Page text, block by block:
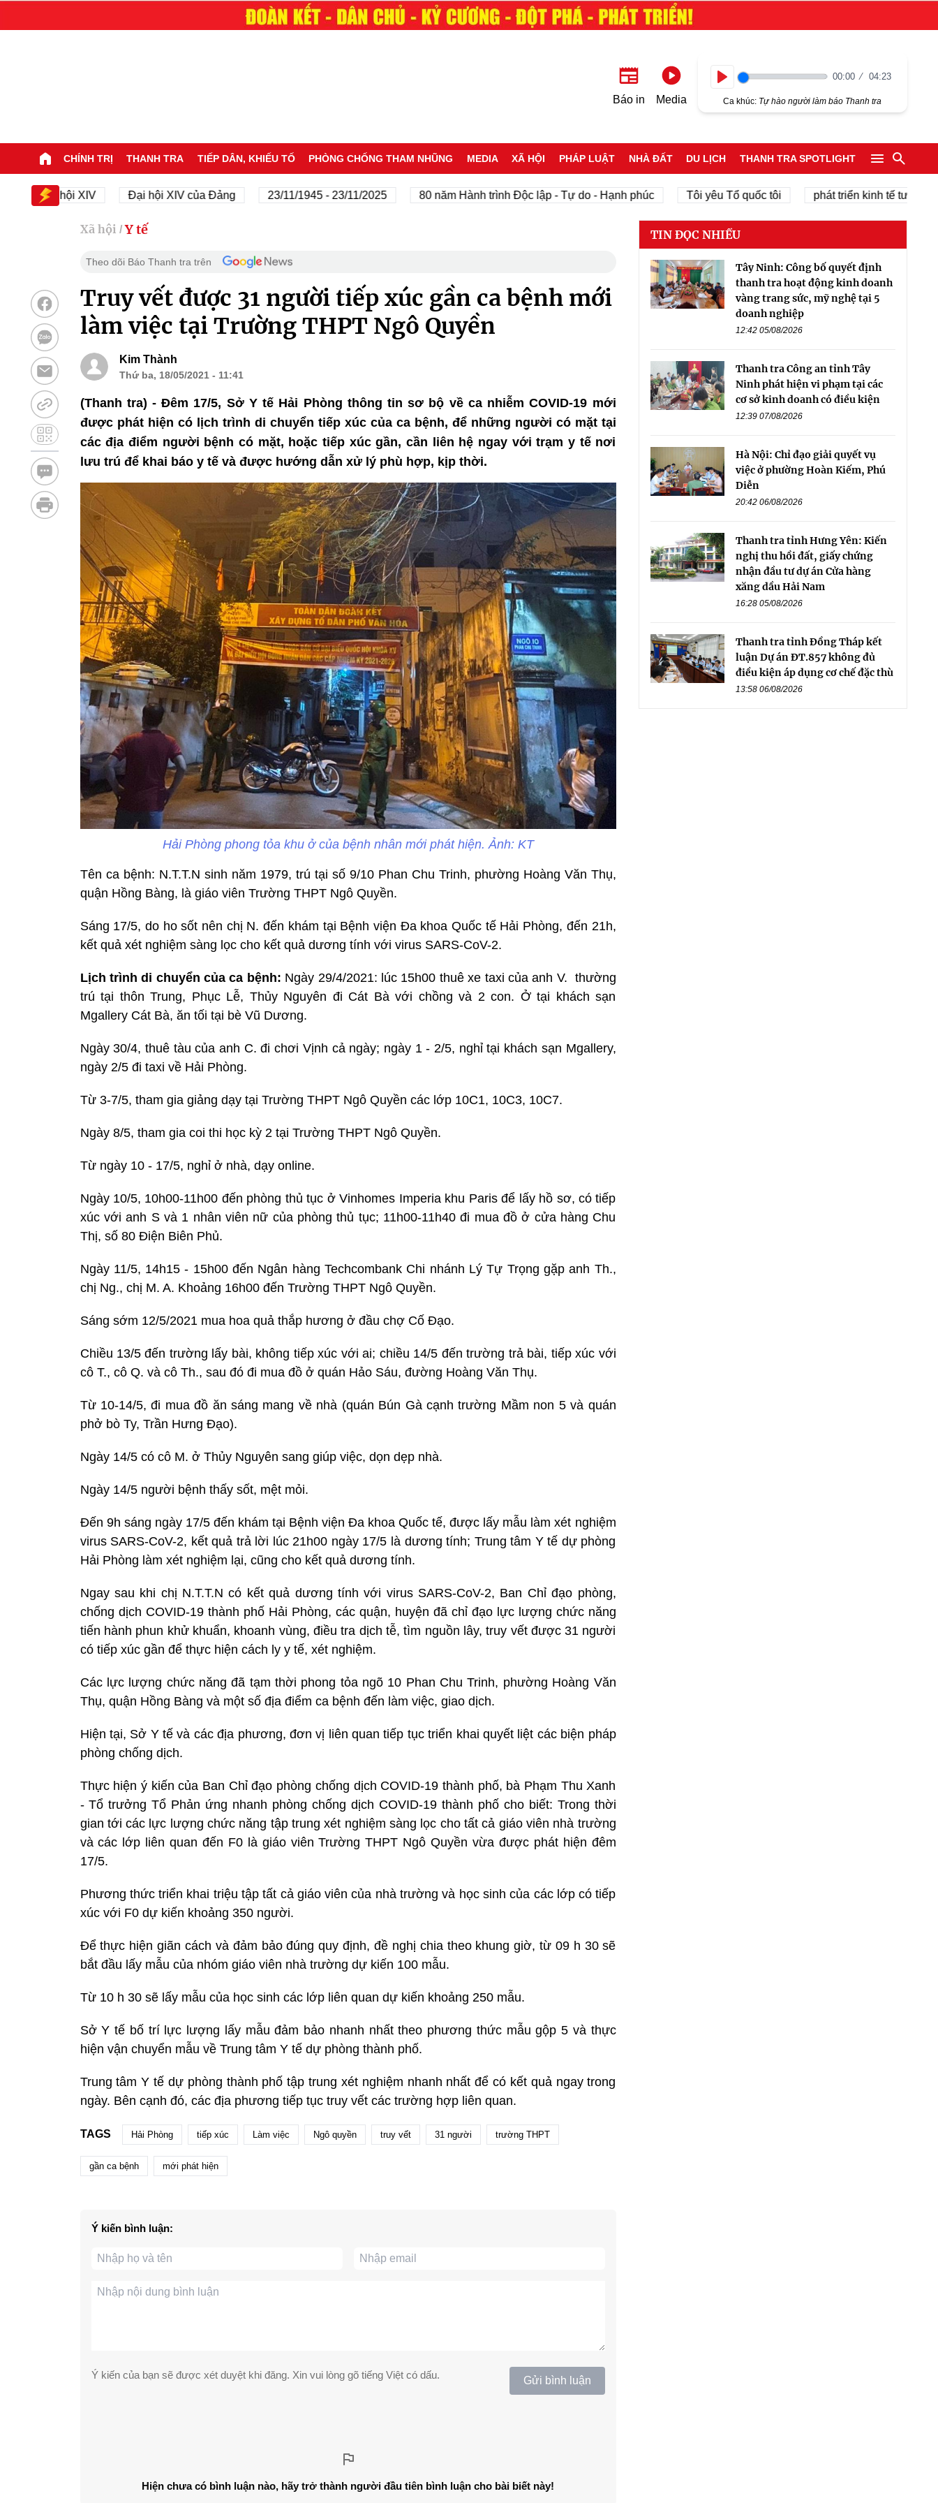
Báo in Media
00:00 04:23
Ca khúc: Tự hào người làm báo Thanh tra
CHÍNH TRỊ THANH TRA TIẾP DÂN, KHIẾU TỐ PHÒNG CHỐNG THAM NHŨNG MEDIA XÃ HỘI PHÁP LUẬT NHÀ ĐẤT DU LỊCH THANH TRA SPOTLIGHT
Đại hội XIV Đại hội XIV của Đảng 23/11/1945 - 23/11/2025 80 năm Hành trình Độc lập - Tự do - Hạnh phúc Tôi yêu Tổ quốc tôi phát triển kinh tế tư nhân
Xã hội / Y tế
Theo dõi Báo Thanh tra trên
Truy vết được 31 người tiếp xúc gần ca bệnh mới
làm việc tại Trường THPT Ngô Quyền
Kim Thành
Thứ ba, 18/05/2021 - 11:41
(Thanh tra) - Đêm 17/5, Sở Y tế Hải Phòng thông tin sơ bộ về ca nhiễm COVID-19 mới
được phát hiện có lịch trình di chuyển tiếp xúc của ca bệnh, để những người có mặt tại
các địa điểm người bệnh có mặt, hoặc tiếp xúc gần, cần liên hệ ngay với trạm y tế nơi
lưu trú để khai báo y tế và được hướng dẫn xử lý phù hợp, kịp thời.
Hải Phòng phong tỏa khu ở của bệnh nhân mới phát hiện. Ảnh: KT
Tên ca bệnh: N.T.T.N sinh năm 1979, trú tại số 9/10 Phan Chu Trinh, phường Hoàng Văn Thụ,
quận Hồng Bàng, là giáo viên Trường THPT Ngô Quyền.
Sáng 17/5, do ho sốt nên chị N. đến khám tại Bệnh viện Đa khoa Quốc tế Hải Phòng, đến 21h,
kết quả xét nghiệm sàng lọc cho kết quả dương tính với virus SARS-CoV-2.
Lịch trình di chuyển của ca bệnh: Ngày 29/4/2021: lúc 15h00 thuê xe taxi của anh V. thường
trú tại thôn Trung, Phục Lễ, Thủy Nguyên đi Cát Bà với chồng và 2 con. Ở tại khách sạn
Mgallery Cát Bà, ăn tối tại bè Vũ Dương.
Ngày 30/4, thuê tàu của anh C. đi chơi Vịnh cả ngày; ngày 1 - 2/5, nghỉ tại khách sạn Mgallery,
ngày 2/5 đi taxi về Hải Phòng.
Từ 3-7/5, tham gia giảng dạy tại Trường THPT Ngô Quyền các lớp 10C1, 10C3, 10C7.
Ngày 8/5, tham gia coi thi học kỳ 2 tại Trường THPT Ngô Quyền.
Từ ngày 10 - 17/5, nghỉ ở nhà, dạy online.
Ngày 10/5, 10h00-11h00 đến phòng thủ tục ở Vinhomes Imperia khu Paris để lấy hồ sơ, có tiếp
xúc với anh S và 1 nhân viên nữ của phòng thủ tục; 11h00-11h40 đi mua đồ ở cửa hàng Chu
Thị, số 80 Điện Biên Phủ.
Ngày 11/5, 14h15 - 15h00 đến Ngân hàng Techcombank Chi nhánh Lý Tự Trọng gặp anh Th.,
chị Ng., chị M. A. Khoảng 16h00 đến Trường THPT Ngô Quyền.
Sáng sớm 12/5/2021 mua hoa quả thắp hương ở đầu chợ Cố Đạo.
Chiều 13/5 đến trường lấy bài, không tiếp xúc với ai; chiều 14/5 đến trường trả bài, tiếp xúc với
cô T., cô Q. và cô Th., sau đó đi mua đồ ở quán Hảo Sáu, đường Hoàng Văn Thụ.
Từ 10-14/5, đi mua đồ ăn sáng mang về nhà (quán Bún Gà cạnh trường Mầm non 5 và quán
phở bò Ty, Trần Hưng Đạo).
Ngày 14/5 có cô M. ở Thủy Nguyên sang giúp việc, dọn dẹp nhà.
Ngày 14/5 người bệnh thấy sốt, mệt mỏi.
Đến 9h sáng ngày 17/5 đến khám tại Bệnh viện Đa khoa Quốc tế, được lấy mẫu làm xét nghiệm
virus SARS-CoV-2, kết quả trả lời lúc 21h00 ngày 17/5 là dương tính; Trung tâm Y tế dự phòng
Hải Phòng làm xét nghiệm lại, cũng cho kết quả dương tính.
Ngay sau khi chị N.T.T.N có kết quả dương tính với virus SARS-CoV-2, Ban Chỉ đạo phòng,
chống dịch COVID-19 thành phố Hải Phòng, các quận, huyện đã chỉ đạo lực lượng chức năng
tiến hành phun khử khuẩn, khoanh vùng, điều tra dịch tễ, tìm nguồn lây, truy vết được 31 người
có tiếp xúc gần để thực hiện cách ly y tế, xét nghiệm.
Các lực lượng chức năng đã tạm thời phong tỏa ngõ 10 Phan Chu Trinh, phường Hoàng Văn
Thụ, quận Hồng Bàng và một số địa điểm ca bệnh đến làm việc, giao dịch.
Hiện tại, Sở Y tế và các địa phương, đơn vị liên quan tiếp tục triển khai quyết liệt các biện pháp
phòng chống dịch.
Thực hiện ý kiến của Ban Chỉ đạo phòng chống dịch COVID-19 thành phố, bà Phạm Thu Xanh
- Tổ trưởng Tổ Phản ứng nhanh phòng chống dịch COVID-19 thành phố cho biết: Trong thời
gian tới các lực lượng chức năng tập trung xét nghiệm sàng lọc cho tất cả giáo viên nhà trường
và các lớp liên quan đến F0 là giáo viên Trường THPT Ngô Quyền vừa được phát hiện đêm
17/5.
Phương thức triển khai triệu tập tất cả giáo viên của nhà trường và học sinh của các lớp có tiếp
xúc với F0 dự kiến khoảng 350 người.
Để thực hiện giãn cách và đảm bảo đúng quy định, đề nghị chia theo khung giờ, từ 09 h 30 sẽ
bắt đầu lấy mẫu của nhóm giáo viên nhà trường dự kiến 100 mẫu.
Từ 10 h 30 sẽ lấy mẫu của học sinh các lớp liên quan dự kiến khoảng 250 mẫu.
Sở Y tế bố trí lực lượng lấy mẫu đảm bảo nhanh nhất theo phương thức mẫu gộp 5 và thực
hiện vận chuyển mẫu về Trung tâm Y tế dự phòng thành phố.
Trung tâm Y tế dự phòng thành phố tập trung xét nghiệm nhanh nhất để có kết quả ngay trong
ngày. Bên cạnh đó, các địa phương tiếp tục truy vết các trường hợp liên quan.
TAGS Hải Phòng tiếp xúc Làm việc Ngô quyền truy vết 31 người trường THPT
gần ca bệnh mới phát hiện
Ý kiến bình luận:
Ý kiến của bạn sẽ được xét duyệt khi đăng. Xin vui lòng gõ tiếng Việt có dấu. Gửi bình luận
Hiện chưa có bình luận nào, hãy trở thành người đầu tiên bình luận cho bài biết này!
TIN ĐỌC NHIỀU
Tây Ninh: Công bố quyết định
thanh tra hoạt động kinh doanh
vàng trang sức, mỹ nghệ tại 5
doanh nghiệp
12:42 05/08/2026
Thanh tra Công an tỉnh Tây
Ninh phát hiện vi phạm tại các
cơ sở kinh doanh có điều kiện
12:39 07/08/2026
Hà Nội: Chỉ đạo giải quyết vụ
việc ở phường Hoàn Kiếm, Phú
Diễn
20:42 06/08/2026
Thanh tra tỉnh Hưng Yên: Kiến
nghị thu hồi đất, giấy chứng
nhận đầu tư dự án Cửa hàng
xăng dầu Hải Nam
16:28 05/08/2026
Thanh tra tỉnh Đồng Tháp kết
luận Dự án ĐT.857 không đủ
điều kiện áp dụng cơ chế đặc thù
13:58 06/08/2026